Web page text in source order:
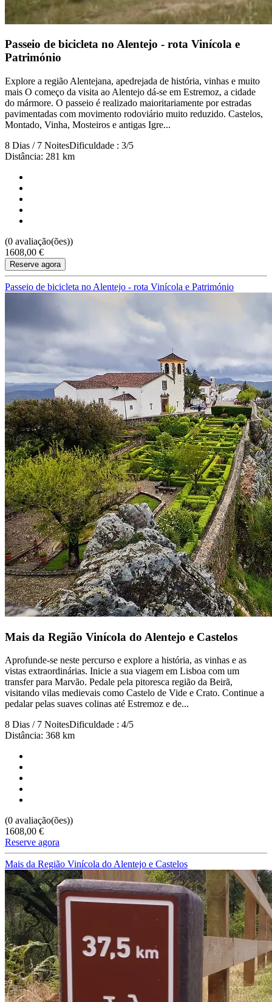
Passeio de bicicleta antigas linhas de Comboio
7 Dias|1/5
Algarve e Costa Vicentina de Bicicleta - Top Bike Tours
8 Dias|2/5
Todos os ToursPor Nível de CiclistaPor CategoriaPor Tipo de
Passeio de bicicleta no Alentejo - rota Vinícola e
Património
Explore a região Alentejana, apedrejada de história, vinhas e muito
mais O começo da visita ao Alentejo dá-se em Estremoz, a cidade
do mármore. O passeio é realizado maioritariamente por estradas
pavimentadas com movimento rodoviário muito reduzido. Castelos,
Montado, Vinha, Mosteiros e antigas Igre...
8 Dias / 7 NoitesDificuldade : 3/5
Distância: 281 km
(0 avaliação(ões))
1608,00 €
Reserve agora
Passeio de bicicleta no Alentejo - rota Vinícola e Património
Mais da Região Vinícola do Alentejo e Castelos
Aprofunde-se neste percurso e explore a história, as vinhas e as
vistas extraordinárias. Inicie a sua viagem em Lisboa com um
transfer para Marvão. Pedale pela pitoresca região da Beirã,
visitando vilas medievais como Castelo de Vide e Crato. Continue a
pedalar pelas suaves colinas até Estremoz e de...
8 Dias / 7 NoitesDificuldade : 4/5
Distância: 368 km
(0 avaliação(ões))
1608,00 €
Reserve agora
Mais da Região Vinícola do Alentejo e Castelos